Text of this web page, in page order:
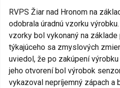
RVPS Žiar nad Hronom na
odobrala úradnú vzorku
vzorky bol vykonaný na
týkajúceho sa zmyslových
uviedol, že po zakúpení
jeho otvorení bol výrobok
vykazoval nepríjemný zápach a